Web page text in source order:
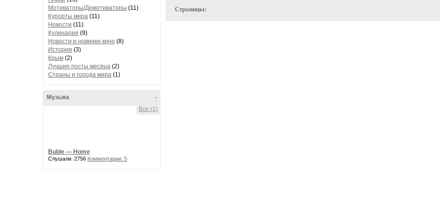
Мотиваторы/Демотиваторы (11)
Курорты мира (11)
Новости (11)
Кулинария (9)
Новости и новинки кино (8)
История (3)
Крым (2)
Лучшие посты месяца (2)
Страны и города мира (1)
-
Музыка
Все (1)
Buble — Home
Слушали: 2756 Комментарии: 5
Страницы: